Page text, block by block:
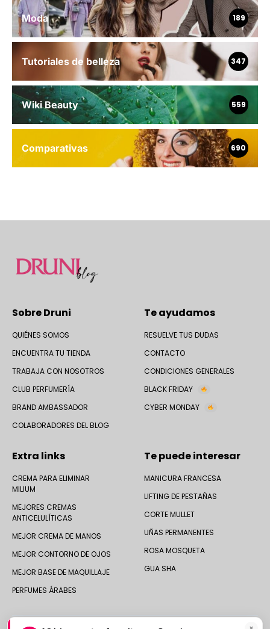
Moda 189
Tutoriales de belleza 347
Wiki Beauty 559
Comparativas 690
Sobre Druni
QUIÉNES SOMOS
ENCUENTRA TU TIENDA
TRABAJA CON NOSOTROS
CLUB PERFUMERÍA
BRAND AMBASSADOR
COLABORADORES DEL BLOG
Te ayudamos
RESUELVE TUS DUDAS
CONTACTO
CONDICIONES GENERALES
BLACK FRIDAY
CYBER MONDAY
Extra links
CREMA PARA ELIMINAR
MILIUM
MEJORES CREMAS
ANTICELULÍTICAS
MEJOR CREMA DE MANOS
MEJOR CONTORNO DE OJOS
MEJOR BASE DE MAQUILLAJE
PERFUMES ÁRABES
Te puede interesar
MANICURA FRANCESA
LIFTING DE PESTAÑAS
CORTE MULLET
UÑAS PERMANENTES
ROSA MOSQUETA
GUA SHA